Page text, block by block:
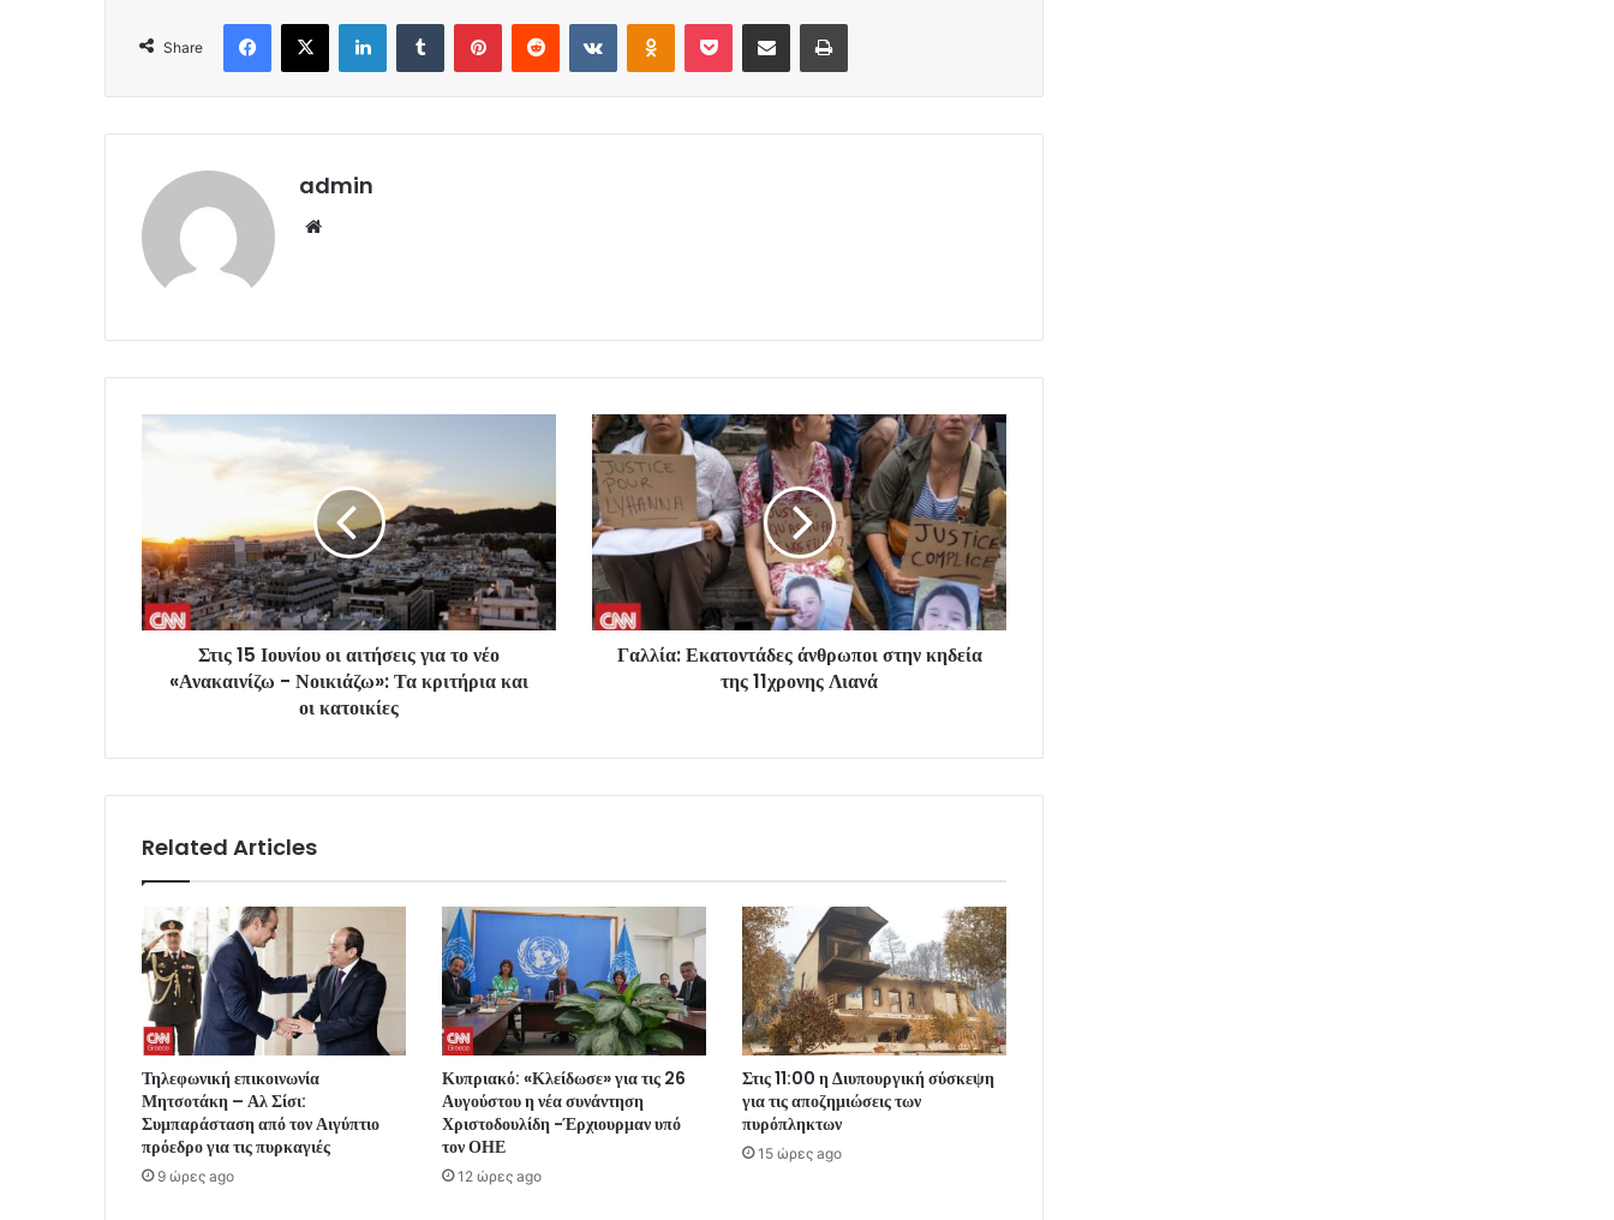
Share
Facebook
X LinkedInTumblr PinterestReddit VKontakteOdnoklassniki
Pocket Share via Email Print
admin
Στις 15 Ιουνίου οι αιτήσεις για το νέο
«Ανακαινίζω - Νοικιάζω»: Τα κριτήρια και
οι κατοικίες
Γαλλία: Εκατοντάδες άνθρωποι στην κηδεία
της 11χρονης Λιανά
Related Articles
Τηλεφωνική επικοινωνία
Μητσοτάκη – Αλ Σίσι:
Συμπαράσταση από τον Αιγύπτιο
πρόεδρο για τις πυρκαγιές
9 ώρες ago
Κυπριακό: «Κλείδωσε» για τις 26
Αυγούστου η νέα συνάντηση
Χριστοδουλίδη -Έρχιουρμαν υπό
τον ΟΗΕ
12 ώρες ago
Στις 11:00 η Διυπουργική σύσκεψη
για τις αποζημιώσεις των
πυρόπληκτων
15 ώρες ago